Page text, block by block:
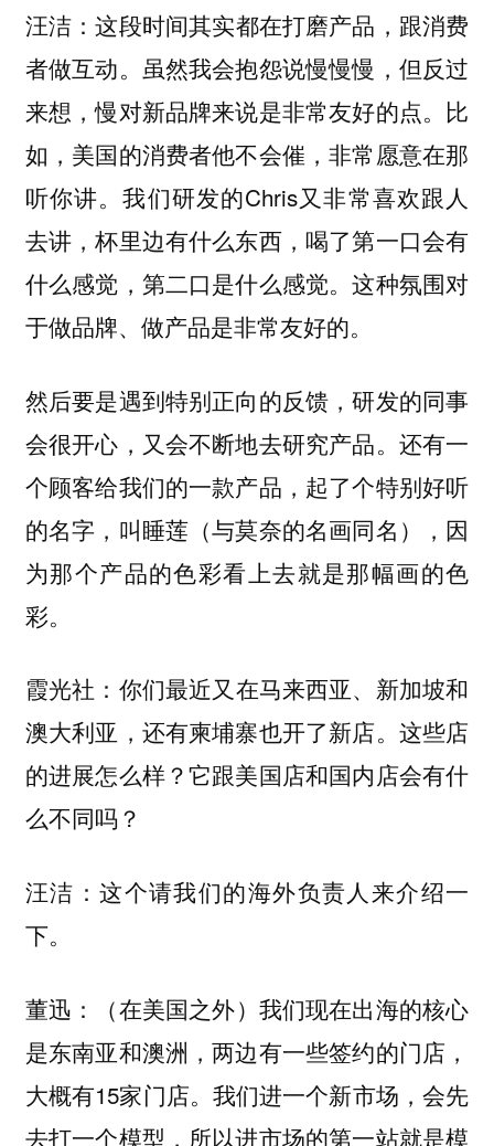
汪洁 ：这段时间其实都在打磨产品，跟消费
者做互动。虽然我会抱怨说慢慢慢，但反过
来想，慢对新品牌来说是非常友好的点。比
如，美国的消费者他不会催，非常愿意在那
听你讲。我们研发的Chris又非常喜欢跟人
去讲，杯里边有什么东西，喝了第一口会有
什么感觉，第二口是什么感觉。这种氛围对
于做品牌、做产品是非常友好的。
然后要是遇到特别正向的反馈，研发的同事
会很开心，又会不断地去研究产品。还有一
个顾客给我们的一款产品，起了个特别好听
的名字，叫睡莲（与莫奈的名画同名），因
为那个产品的色彩看上去就是那幅画的色
彩。
霞光社 ：你们最近又在马来西亚、新加坡和
澳大利亚，还有柬埔寨也开了新店。这些店
的进展怎么样？它跟美国店和国内店会有什
么不同吗？
汪洁 ：这个请我们的海外负责人来介绍一
下。
董迅 ：（在美国之外）我们现在出海的核心
是东南亚和澳洲，两边有一些签约的门店，
大概有15家门店。我们进一个新市场，会先
去打一个模型，所以进市场的第一站就是模